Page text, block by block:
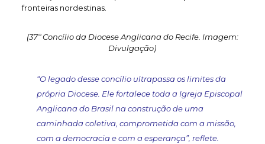
fronteiras nordestinas.
(37º Concílio da Diocese Anglicana do Recife. Imagem:
Divulgação)
“O legado desse concílio ultrapassa os limites da
própria Diocese. Ele fortalece toda a Igreja Episcopal
Anglicana do Brasil na construção de uma
caminhada coletiva, comprometida com a missão,
com a democracia e com a esperança”, reflete.